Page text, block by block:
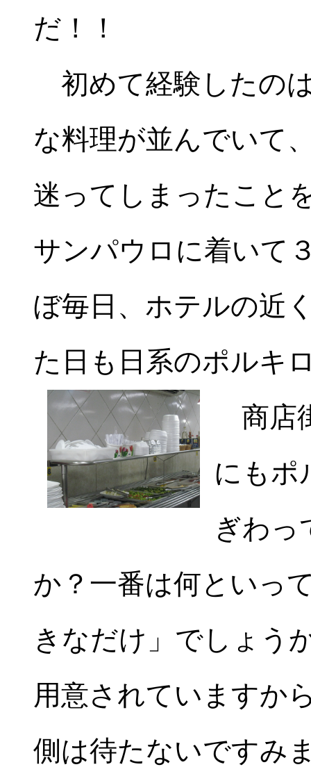
だ！！
初めて経験したの
な料理が並んでいて
迷ってしまったこと
サンパウロに着いて
ぼ毎日、ホテルの近
た日も日系のポルキ
商店
にもポ
ぎわっ
か？一番は何といっ
きなだけ」でしょう
用意されていますか
側は待たないですみ